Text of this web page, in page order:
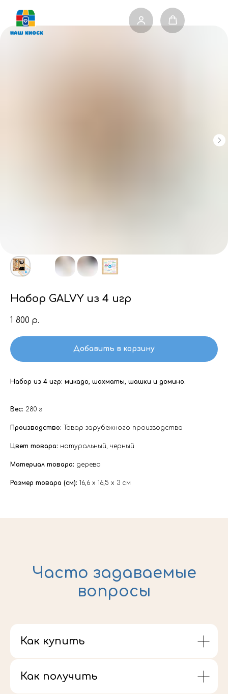
Набор GALVY из 4 игр
1 800 р.
Добавить в корзину
Набор из 4 игр: микадо, шахматы, шашки и домино.
Вес: 280 г
Производство: Товар зарубежного производства
Цвет товара: натуральный, черный
Материал товара: дерево
Размер товара (см): 16,6 x 16,5 x 3 см
Часто задаваемые
вопросы
Как купить
Как получить